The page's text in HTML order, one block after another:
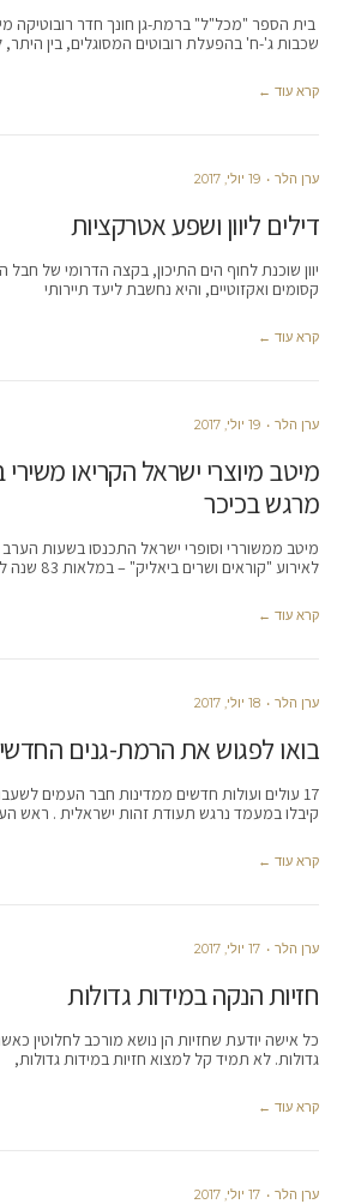
בית הספר "מכל"ל" ברמת-גן חונך חדר רובוטיקה
שכבות ג'-ח' בהפעלת רובוטים המסוגלים, בין
קרא עוד ←
ערן הלר 19 יולי, 2017
דילים ליוון ושפע אטרקציות
קסומים ואקזוטיים, והיא נחשבת ליעד תיירותי
קרא עוד ←
ערן הלר 19 יולי, 2017
מיטב מיוצרי ישראל הקריאו משירי
מרגש בכיכר
מיטב ממשוררי וסופרי ישראל התכנסו בשעות
לאירוע "קוראים ושרים ביאליק" – במלאות 83 שנה לפטירתו של
קרא עוד ←
ערן הלר 18 יולי, 2017
בואו לפגוש את הרמת-גנים
17 עולים ועולות חדשים ממדינות חבר העמים
קיבלו במעמד נרגש תעודת זהות ישראלית . ראש
קרא עוד ←
ערן הלר 17 יולי, 2017
חזיות הנקה במידות גדולות
כל אישה יודעת שחזיות הן נושא מורכב לחלוטין
גדולות. לא תמיד קל למצוא חזיות במידות גדולות,
קרא עוד ←
ערן הלר 17 יולי, 2017